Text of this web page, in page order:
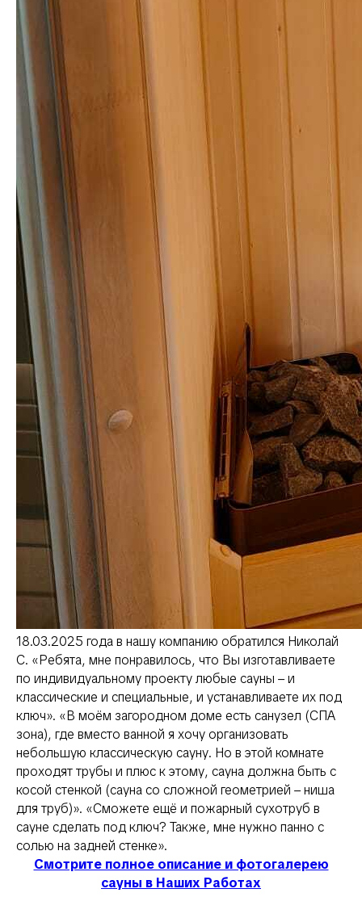
18.03.2025 года в нашу компанию обратился Николай
С. «Ребята, мне понравилось, что Вы изготавливаете
по индивидуальному проекту любые сауны – и
классические и специальные, и устанавливаете их под
ключ». «В моём загородном доме есть санузел (СПА
зона), где вместо ванной я хочу организовать
небольшую классическую сауну. Но в этой комнате
проходят трубы и плюс к этому, сауна должна быть с
косой стенкой (сауна со сложной геометрией – ниша
для труб)». «Сможете ещё и пожарный сухотруб в
сауне сделать под ключ? Также, мне нужно панно с
солью на задней стенке».
Смотрите полное описание и фотогалерею
сауны в Наших Работах